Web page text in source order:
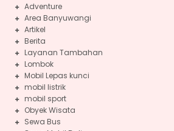
Adventure
Area Banyuwangi
Artikel
Berita
Layanan Tambahan
Lombok
Mobil Lepas kunci
mobil listrik
mobil sport
Obyek Wisata
Sewa Bus